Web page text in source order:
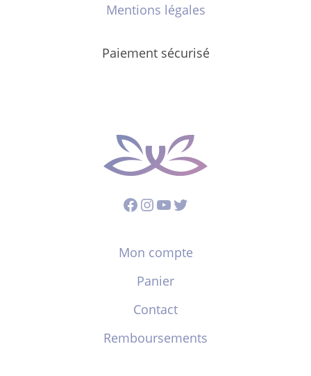
Mentions légales
Paiement sécurisé
Facebook
Instagram
YouTube
Twitter
Mon compte
Panier
Contact
Remboursements